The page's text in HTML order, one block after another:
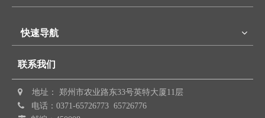
快速导航
联系我们
 地址： 郑州市农业路东33号英特大厦11层
 电话：0371-65726773 65726776